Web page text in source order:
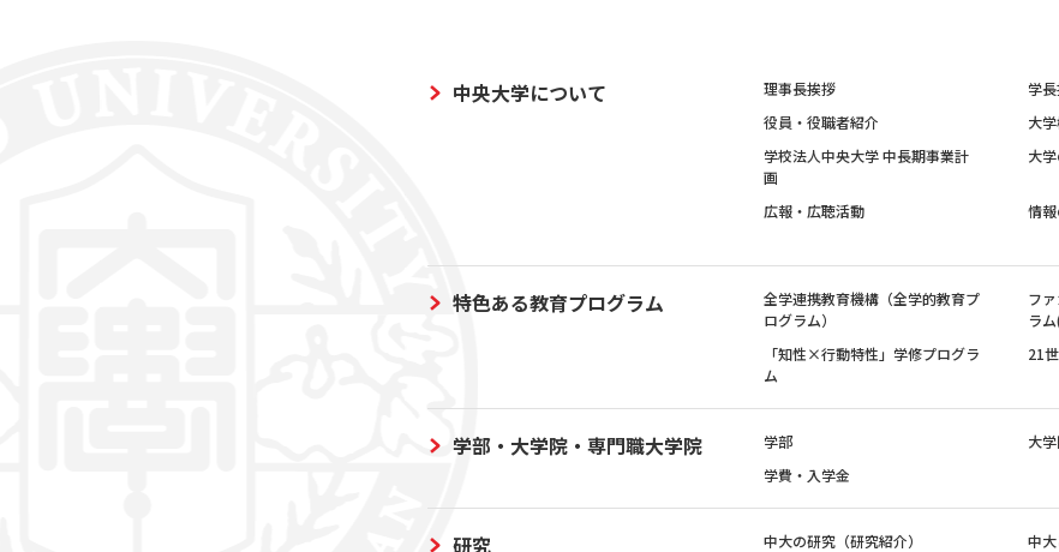
中央大学について 理事長挨拶 学
役員・役職者紹介
大
学校法人中央大学 中長期事業計
画
大
広報・広聴活動 情
特色ある教育プログラム
全学連携教育機構（全学的教育プ
ログラム）
フ
ラ
「知性×行動特性」学修プログラ
ム
21
学部・大学院・専門職大学院 学部 大
学費・入学金
研究 中大の研究（研究紹介） 中大